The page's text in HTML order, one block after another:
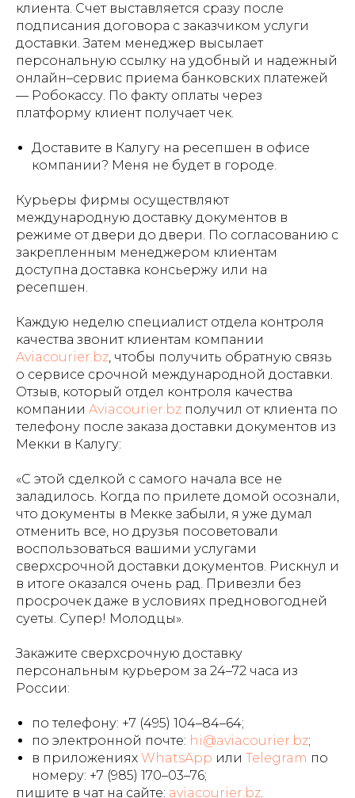
клиента. Счет выставляется сразу после
подписания договора с заказчиком услуги
доставки. Затем менеджер высылает
персональную ссылку на удобный и надежный
онлайн–сервис приема банковских платежей
— Робокассу. По факту оплаты через
платформу клиент получает чек.
Доставите в Калугу на ресепшен в офисе
компании? Меня не будет в городе.
Курьеры фирмы осуществляют
международную доставку документов в
режиме от двери до двери. По согласованию с
закрепленным менеджером клиентам
доступна доставка консьержу или на
ресепшен.
Каждую неделю специалист отдела контроля
качества звонит клиентам компании
Aviacourier.bz, чтобы получить обратную связь
о сервисе срочной международной доставки.
Отзыв, который отдел контроля качества
компании Aviacourier.bz получил от клиента по
телефону после заказа доставки документов из
Мекки в Калугу:
«С этой сделкой с самого начала все не
заладилось. Когда по прилете домой осознали,
что документы в Мекке забыли, я уже думал
отменить все, но друзья посоветовали
воспользоваться вашими услугами
сверхсрочной доставки документов. Рискнул и
в итоге оказался очень рад. Привезли без
просрочек даже в условиях предновогодней
суеты. Супер! Молодцы».
Закажите сверхсрочную доставку
персональным курьером за 24–72 часа из
России:
по телефону: +7 (495) 104–84–64;
по электронной почте: hi@aviacourier.bz;
в приложениях WhatsApp или Telegram по
номеру: +7 (985) 170–03–76;
пишите в чат на сайте: aviacourier.bz.